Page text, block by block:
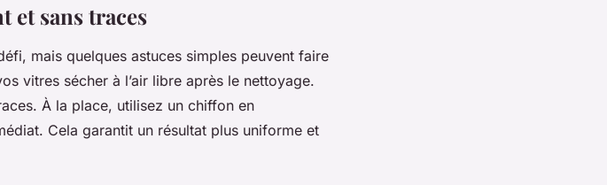
et sans traces
mais quelques astuces simples peuvent faire
vitres sécher à l’air libre après le nettoyage.
À la place, utilisez un chiffon en
Cela garantit un résultat plus uniforme et